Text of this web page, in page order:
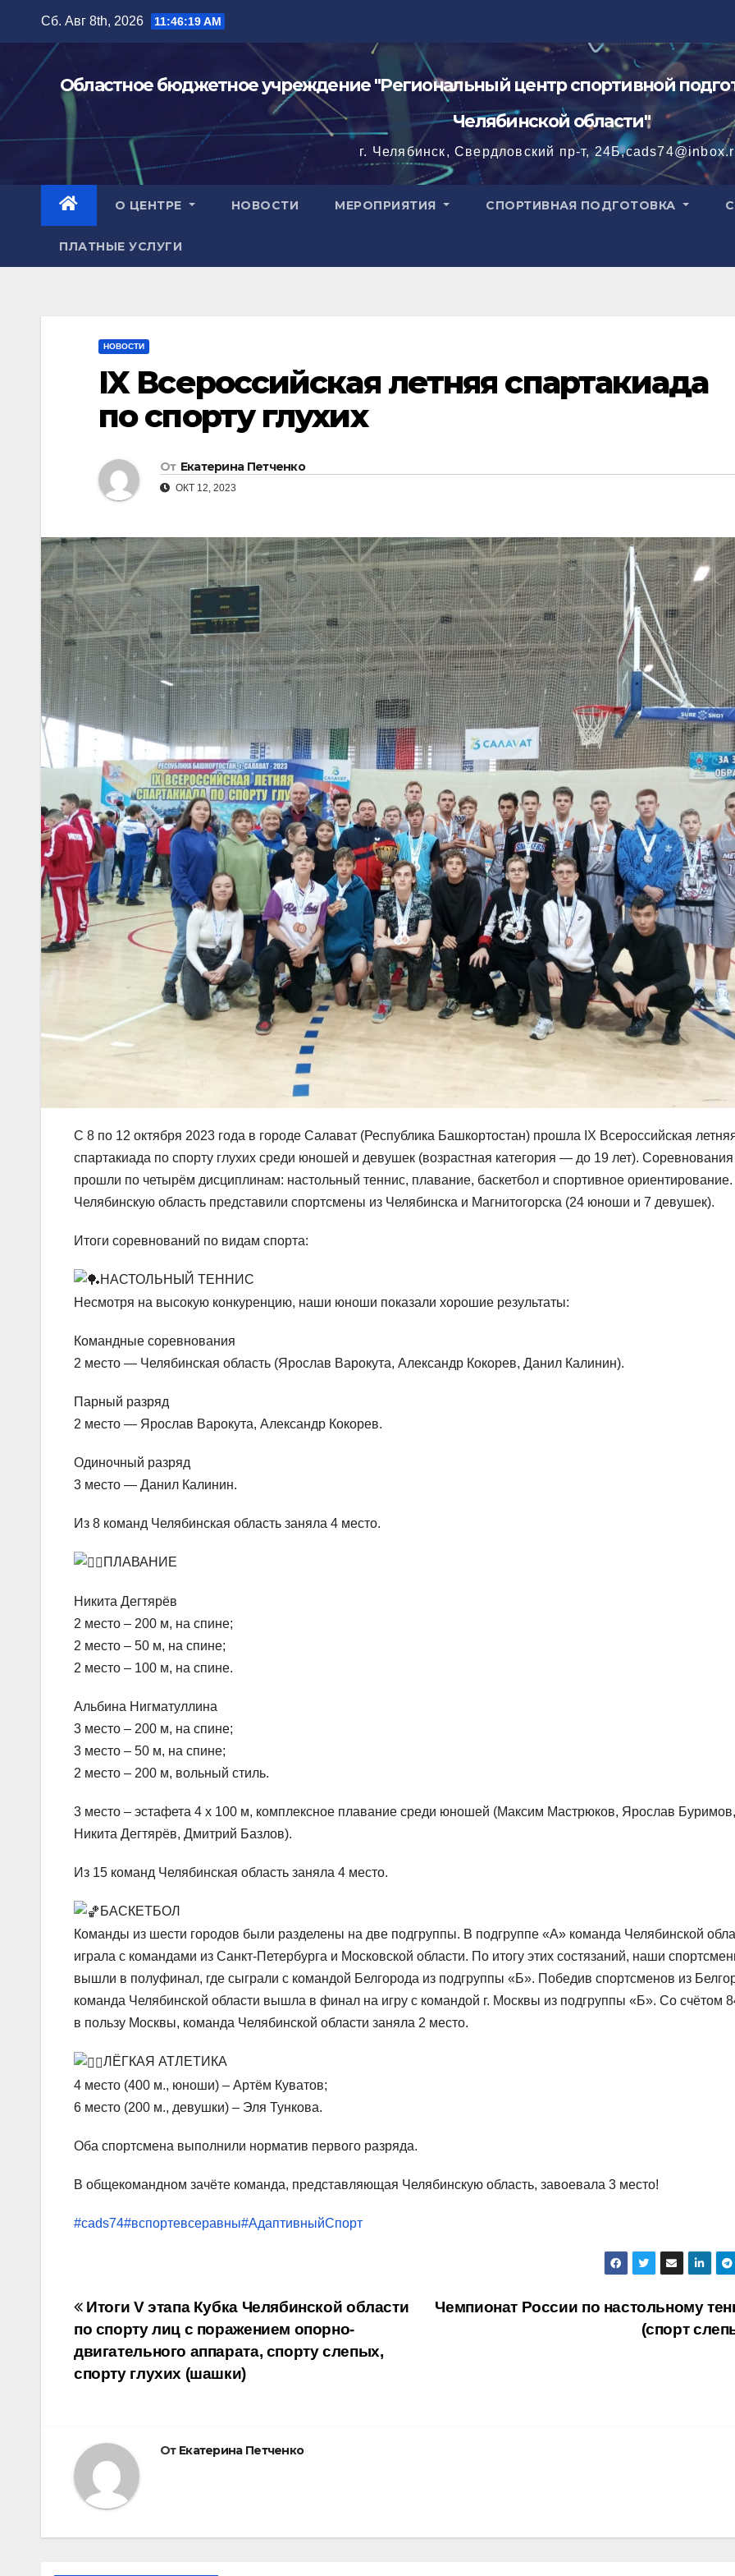
содержимому
Сб. Авг 8th, 2026 11:46:20 AM
Областное бюджетное учреждение "Региональный центр спортивной
Челябинской области"
г. Челябинск, Свердловский пр-т,
О ЦЕНТРЕ НОВОСТИ МЕРОПРИЯТИЯ СПОРТИВНАЯ ПОДГОТОВКА
ПЛАТНЫЕ УСЛУГИ
НОВОСТИ
IX Всероссийская летняя спартакиада
по спорту глухих
От Екатерина Петченко
ОКТ 12, 2023
С 8 по 12 октября 2023 года в городе Салават (Республика Башкортостан) прошла IX Всероссийская
спартакиада по спорту глухих среди юношей и девушек (возрастная категория — до 19 лет). Соревнования
прошли по четырём дисциплинам: настольный теннис, плавание, баскетбол и спортивное ориентирование.
Челябинскую область представили спортсмены из Челябинска и Магнитогорска (24 юноши и 7 девушек).
Итоги соревнований по видам спорта:
НАСТОЛЬНЫЙ ТЕННИС
Несмотря на высокую конкуренцию, наши юноши показали хорошие результаты:
Командные соревнования
2 место — Челябинская область (Ярослав Варокута, Александр Кокорев, Данил Калинин).
Парный разряд
2 место — Ярослав Варокута, Александр Кокорев.
Одиночный разряд
3 место — Данил Калинин.
Из 8 команд Челябинская область заняла 4 место.
ПЛАВАНИЕ
Никита Дегтярёв
2 место – 200 м, на спине;
2 место – 50 м, на спине;
2 место – 100 м, на спине.
Альбина Нигматуллина
3 место – 200 м, на спине;
3 место – 50 м, на спине;
2 место – 200 м, вольный стиль.
3 место – эстафета 4 х 100 м, комплексное плавание среди юношей (Максим Мастрюков, Ярослав Буримов,
Никита Дегтярёв, Дмитрий Базлов).
Из 15 команд Челябинская область заняла 4 место.
БАСКЕТБОЛ
Команды из шести городов были разделены на две подгруппы. В подгруппе «А» команда Челябинской
играла с командами из Санкт-Петербурга и Московской области. По итогу этих состязаний, наши
вышли в полуфинал, где сыграли с командой Белгорода из подгруппы «Б». Победив спортсменов из
команда Челябинской области вышла в финал на игру с командой г. Москвы из подгруппы «Б». Со счётом
в пользу Москвы, команда Челябинской области заняла 2 место.
ЛЁГКАЯ АТЛЕТИКА
4 место (400 м., юноши) – Артём Куватов;
6 место (200 м., девушки) – Эля Тункова.
Оба спортсмена выполнили норматив первого разряда.
В общекомандном зачёте команда, представляющая Челябинскую область, завоевала 3 место!
#cads74#вспортевсеравны#АдаптивныйСпорт
Навигация
по
записям
Чемпионат России по настольному
(спорт
Итоги V этапа Кубка Челябинской области
по спорту лиц с поражением опорно-
двигательного аппарата, спорту слепых,
спорту глухих (шашки)
От Екатерина Петченко